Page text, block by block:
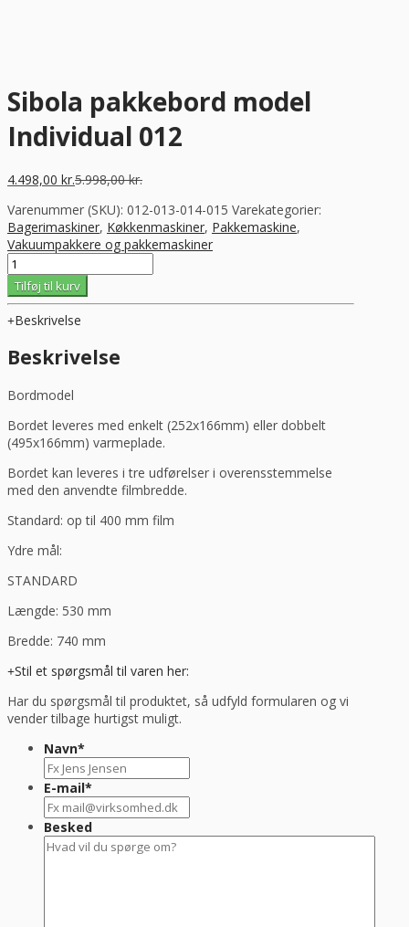
Sibola pakkebord model
Individual 012
4.498,00 kr.5.998,00kr.
Varenummer (SKU): 012-013-014-015 Varekategorier:
Bagerimaskiner, Køkkenmaskiner, Pakkemaskine,
Vakuumpakkere og pakkemaskiner
Sibola
pakkebord
model
Individual
012
antal
Tilføj til kurv
Beskrivelse
Beskrivelse
Bordmodel
Bordet leveres med enkelt (252x166mm) eller dobbelt
(495x166mm) varmeplade.
Bordet kan leveres i tre udførelser i overensstemmelse
med den anvendte filmbredde.
Standard: op til 400 mm film
Ydre mål:
STANDARD
Længde: 530 mm
Bredde: 740 mm
Stil et spørgsmål til varen her:
Har du spørgsmål til produktet, så udfyld formularen og vi
vender tilbage hurtigst muligt.
Navn*
E-mail*
Besked